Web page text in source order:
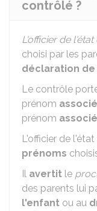
contrôlé ?
L'officier de l'état
choisi par les
déclaration de
Le contrôle
prénom
prénom
L'officier de
prénoms
Il avertit le
des parents lui
l'enfant ou au